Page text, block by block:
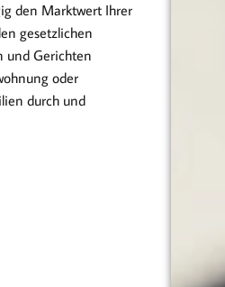
den Marktwert Ihrer
gesetzlichen
und Gerichten
oder
durch und